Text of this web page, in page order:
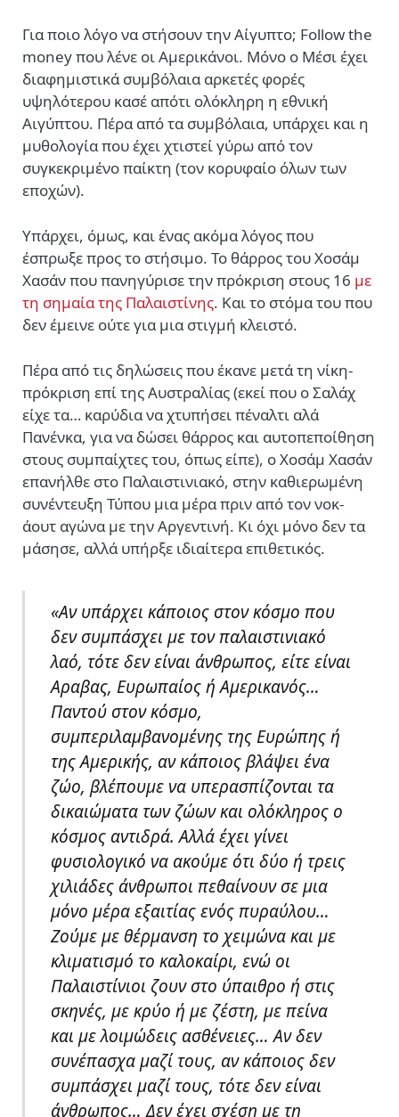
Για ποιο λόγο να στήσουν την Αίγυπτο; Follow the
money που λένε οι Αμερικάνοι. Μόνο ο Μέσι έχει
διαφημιστικά συμβόλαια αρκετές φορές
υψηλότερου κασέ απότι ολόκληρη η εθνική
Αιγύπτου. Πέρα από τα συμβόλαια, υπάρχει και η
μυθολογία που έχει χτιστεί γύρω από τον
συγκεκριμένο παίκτη (τον κορυφαίο όλων των
εποχών).
Υπάρχει, όμως, και ένας ακόμα λόγος που
έσπρωξε προς το στήσιμο. Το θάρρος του Χοσάμ
Χασάν που πανηγύρισε την πρόκριση στους 16 με
τη σημαία της Παλαιστίνης. Και το στόμα του που
δεν έμεινε ούτε για μια στιγμή κλειστό.
Πέρα από τις δηλώσεις που έκανε μετά τη νίκη-
πρόκριση επί της Αυστραλίας (εκεί που ο Σαλάχ
είχε τα… καρύδια να χτυπήσει πέναλτι αλά
Πανένκα, για να δώσει θάρρος και αυτοπεποίθηση
στους συμπαίχτες του, όπως είπε), ο Χοσάμ Χασάν
επανήλθε στο Παλαιστινιακό, στην καθιερωμένη
συνέντευξη Τύπου μια μέρα πριν από τον νοκ-
άουτ αγώνα με την Αργεντινή. Κι όχι μόνο δεν τα
μάσησε, αλλά υπήρξε ιδιαίτερα επιθετικός.
«Αν υπάρχει κάποιος στον κόσμο που
δεν συμπάσχει με τον παλαιστινιακό
λαό, τότε δεν είναι άνθρωπος, είτε είναι
Αραβας, Ευρωπαίος ή Αμερικανός…
Παντού στον κόσμο,
συμπεριλαμβανομένης της Ευρώπης ή
της Αμερικής, αν κάποιος βλάψει ένα
ζώο, βλέπουμε να υπερασπίζονται τα
δικαιώματα των ζώων και ολόκληρος ο
κόσμος αντιδρά. Αλλά έχει γίνει
φυσιολογικό να ακούμε ότι δύο ή τρεις
χιλιάδες άνθρωποι πεθαίνουν σε μια
μόνο μέρα εξαιτίας ενός πυραύλου…
Ζούμε με θέρμανση το χειμώνα και με
κλιματισμό το καλοκαίρι, ενώ οι
Παλαιστίνιοι ζουν στο ύπαιθρο ή στις
σκηνές, με κρύο ή με ζέστη, με πείνα
και με λοιμώδεις ασθένειες… Αν δεν
συνέπασχα μαζί τους, αν κάποιος δεν
συμπάσχει μαζί τους, τότε δεν είναι
άνθρωπος… Δεν έχει σχέση με τη